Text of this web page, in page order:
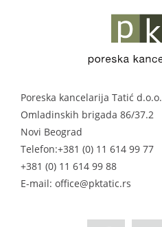
Poreska kancelarija Tatić d.o.o.
Omladinskih brigada 86/37.2
Novi Beograd
Telefon:+381 (0) 11 614 99 77
+381 (0) 11 614 99 88
E-mail: office@pktatic.rs